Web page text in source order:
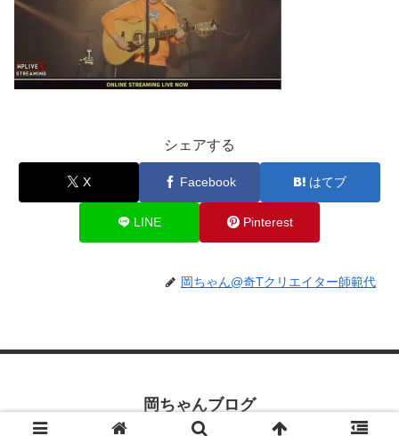
シェアする
X Facebook はてブ
LINE Pinterest
岡ちゃん@奇Tクリエイター師範代
岡ちゃんブログ
© 2019 岡ちゃんブログ.